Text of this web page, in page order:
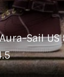
Sail US